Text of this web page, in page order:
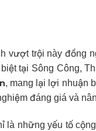
vượt trội này đồng
tại Sông Công,
, mang lại lợi nhuận
đáng giá và
là những yếu tố